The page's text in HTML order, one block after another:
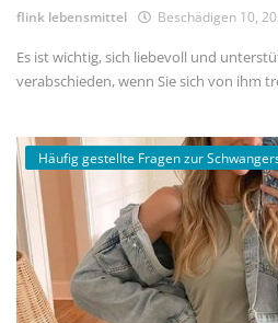
flink lebensmittel Beschädigen 10,
Es ist wichtig, sich liebevoll und
verabschieden, wenn Sie sich von ihm
Häufig gestellte Fragen zur